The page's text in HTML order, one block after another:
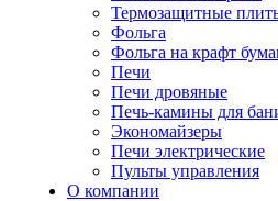
Термозащитные
Фольга
Фольга на крафт
Печи
Печи дровяные
Печь-камины для
Экономайзеры
Печи электрические
Пульты управления
О компании